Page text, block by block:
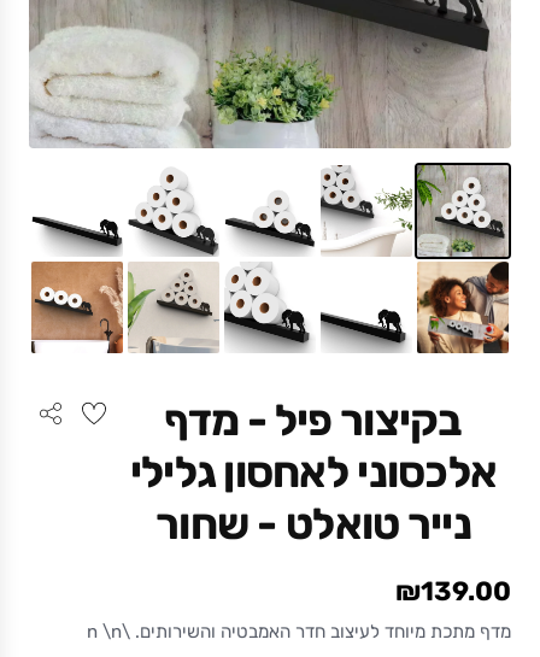
בקיצור פיל - מדף
אלכסוני לאחסון גלילי
נייר טואלט - שחור
₪139.00
מדף מתכת מיוחד לעיצוב חדר האמבטיה והשירותים. \n \n